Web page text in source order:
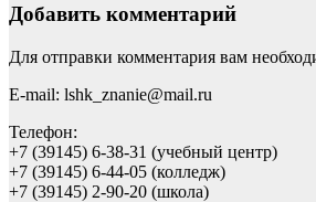
Добавить комментарий
Для отправки комментария вам
E-mail: lshk_znanie@mail.ru
Телефон:
+7 (39145) 6-38-31 (учебный центр)
+7 (39145) 6-44-05 (колледж)
+7 (39145) 2-90-20 (школа)